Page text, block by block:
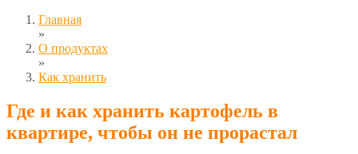
Главная
»
О продуктах
»
Как хранить
Где и как хранить картофель в
квартире, чтобы он не прорастал